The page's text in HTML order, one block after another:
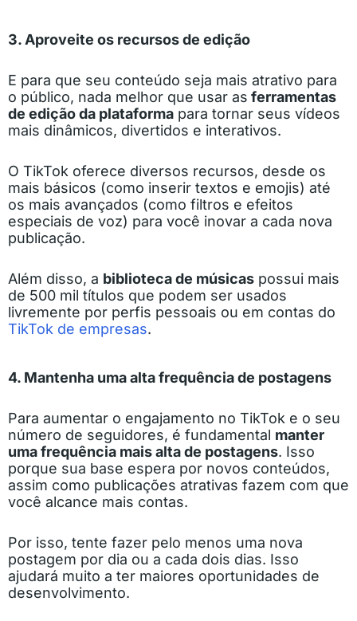
3. Aproveite os recursos de edição
E para que seu conteúdo seja mais atrativo para
o público, nada melhor que usar as ferramentas
de edição da plataforma para tornar seus vídeos
mais dinâmicos, divertidos e interativos.
O TikTok oferece diversos recursos, desde os
mais básicos (como inserir textos e emojis) até
os mais avançados (como filtros e efeitos
especiais de voz) para você inovar a cada nova
publicação.
Além disso, a biblioteca de músicas possui mais
de 500 mil títulos que podem ser usados
livremente por perfis pessoais ou em contas do
TikTok de empresas.
4. Mantenha uma alta frequência de postagens
Para aumentar o engajamento no TikTok e o seu
número de seguidores, é fundamental manter
umafrequência mais alta de postagens. Isso
porque sua base espera por novos conteúdos,
assim como publicações atrativas fazem com que
você alcance mais contas.
Por isso, tente fazer pelo menos uma nova
postagem por dia ou a cada dois dias. Isso
ajudará muito a ter maiores oportunidades de
desenvolvimento.